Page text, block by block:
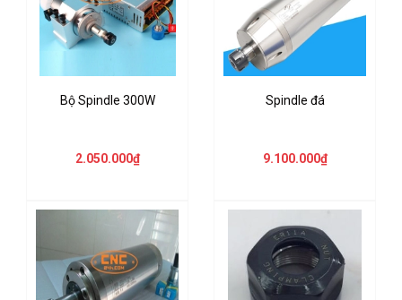
Bộ Spindle 300W
2.050.000₫
Spindle đá
9.100.000₫